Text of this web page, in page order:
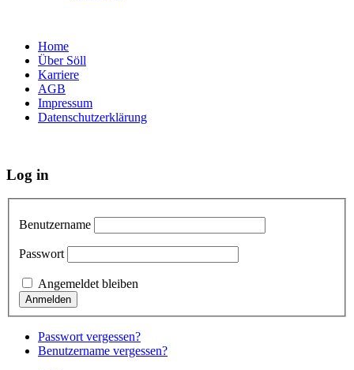
Home
Über Söll
Karriere
AGB
Impressum
Datenschutzerklärung
Log in
Benutzername
Passwort
Angemeldet bleiben
Passwort vergessen?
Benutzername vergessen?